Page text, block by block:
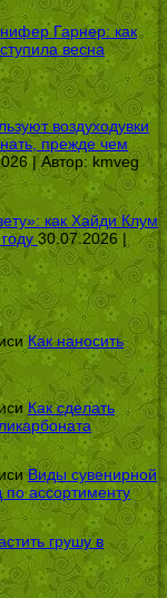
Гарнер: как
весна
воздуходувки
прежде чем
| Автор: kmveg
как Хайди Клум
30.07.2026 |
Как наносить
Как сделать
Виды сувенирной
ассортименту
грушу в